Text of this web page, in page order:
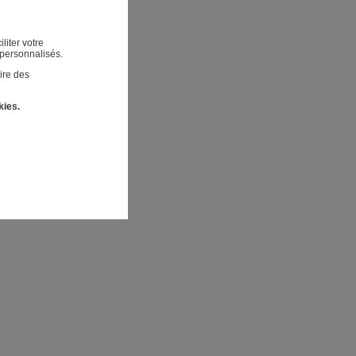
votre
des